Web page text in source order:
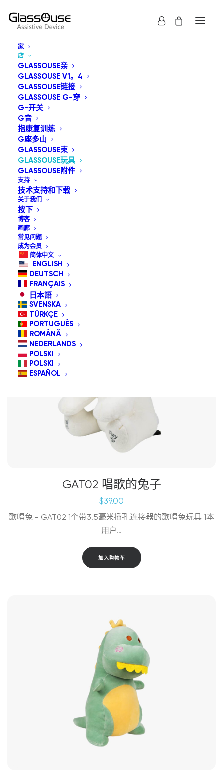
家
店
GLASSOUSE亲
GLASSOUSE V1。4
GLASSOUSE链接
GLASSOUSE G-穿
G-开关
G音
指康复训练
G座多山
GLASSOUSE束
GLASSOUSE玩具
GLASSOUSE附件
支持
技术支持和下载
关于我们
按下
博客
画廊
常见问题
成为会员
简体中文
ENGLISH
DEUTSCH
FRANÇAIS
日本語
SVENSKA
TÜRKÇE
PORTUGUÊS
ROMÂNĂ
NEDERLANDS
POLSKI
POLSKI
ESPAÑOL
GlassOuse 玩具是一系列支持开关控制的玩具，能够录
制、播放音乐、跳舞，或同时进行这三项动作的任意组合。
这些玩具通过连接的 G-Switch 系列 GlassOuse 辅助开关
进行控制。.
显示全部
GAT02 唱歌的兔子
$39.00
歌唱兔 - GAT02 1个带3.5毫米插孔连接器的歌唱兔玩具 1本
用户…
加入购物车